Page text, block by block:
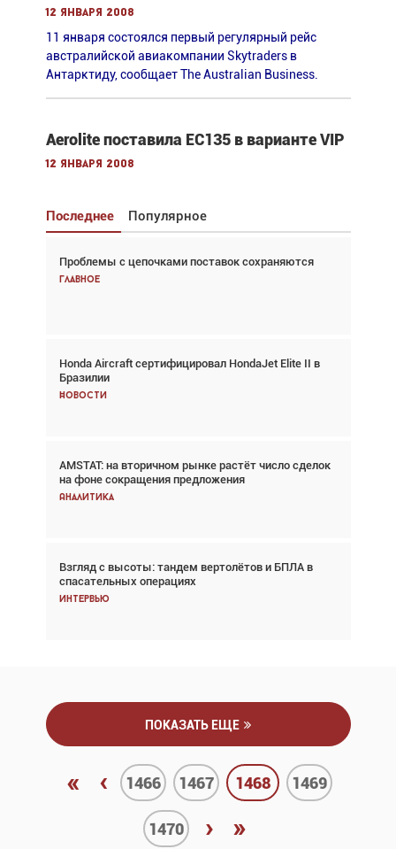
12 января 2008
11 января состоялся первый регулярный рейс
австралийской авиакомпании Skytraders в
Антарктиду, сообщает The Australian Business.
Aerolite поставила EC135 в варианте VIP
12 января 2008
Последнее Популярное
Проблемы с цепочками поставок сохраняются
Главное
Honda Aircraft сертифицировал HondaJet Elite II в
Бразилии
Новости
AMSTAT: на вторичном рынке растёт число сделок
на фоне сокращения предложения
Аналитика
Взгляд с высоты: тандем вертолётов и БПЛА в
спасательных операциях
Интервью
Взгляд с высоты: тандем вертолётов и БПЛА в
спасательных операциях
Авиационный фотограф Дэйв Кох: «Фотография
говорит сама за себя... а ИИ всё портит»
Новости
Проблемы с цепочками поставок сохраняются
Аналитика
Частный самолёт – это актив. Подходите к
покупке соответствующим образом
Интервью
ПОКАЗАТЬ ЕЩЕ
« ‹ 1466 1467 1468 1469
1470 › »